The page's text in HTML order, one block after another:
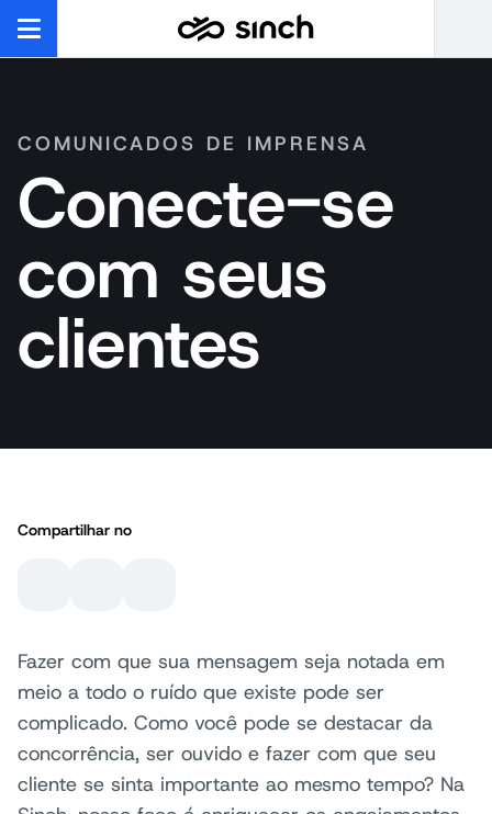
COMUNICADOS DE IMPRENSA
Conecte-se
com seus
clientes
Compartilhar no
Fazer com que sua mensagem seja notada em
meio a todo o ruído que existe pode ser
complicado. Como você pode se destacar da
concorrência, ser ouvido e fazer com que seu
cliente se sinta importante ao mesmo tempo? Na